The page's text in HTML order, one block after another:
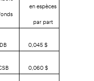
en espèces
par part
0,045 $
0,060 $